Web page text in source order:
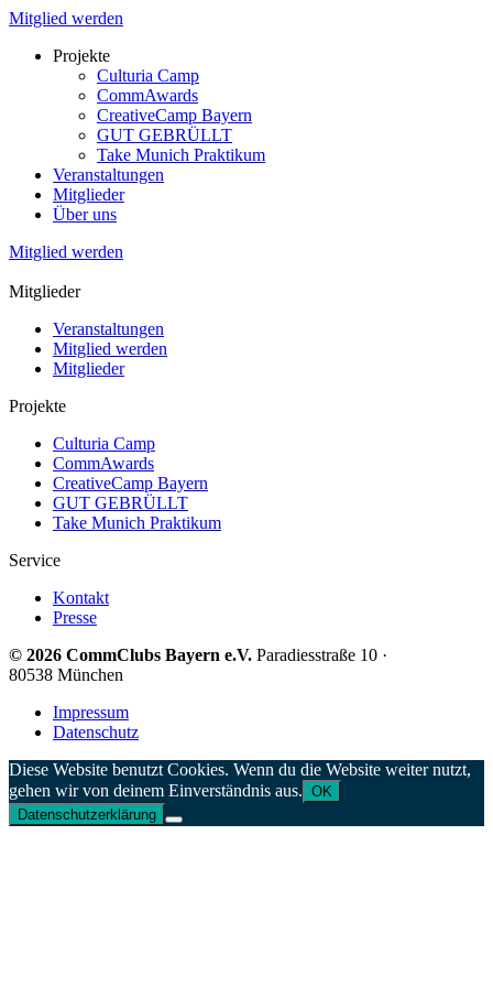
Mitglied werden
Projekte
Culturia Camp
CommAwards
CreativeCamp Bayern
GUT GEBRÜLLT
Take Munich Praktikum
Veranstaltungen
Mitglieder
Über uns
Mitglied werden
Mitglieder
Veranstaltungen
Mitglied werden
Mitglieder
Projekte
Culturia Camp
CommAwards
CreativeCamp Bayern
GUT GEBRÜLLT
Take Munich Praktikum
Service
Kontakt
Presse
© 2026 CommClubs Bayern e.V. Paradiesstraße 10 ·
80538 München
Impressum
Datenschutz
Diese Website benutzt Cookies. Wenn du die Website weiter nutzt,
gehen wir von deinem Einverständnis aus. OK
Datenschutzerklärung